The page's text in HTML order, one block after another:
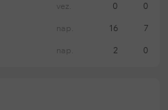
vez. 0 0
nap. 16 7
nap. 2 0